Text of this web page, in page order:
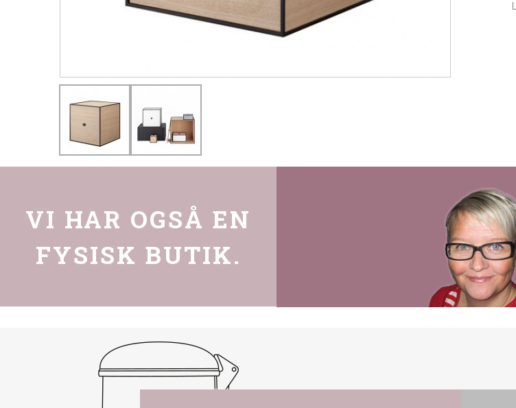
VI HAR OGSÅ EN
FYSISK BUTIK.